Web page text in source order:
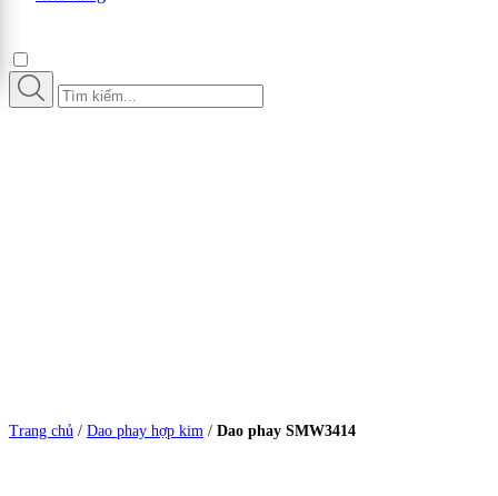
Trang chủ / Dao phay hợp kim / Dao phay SMW3414